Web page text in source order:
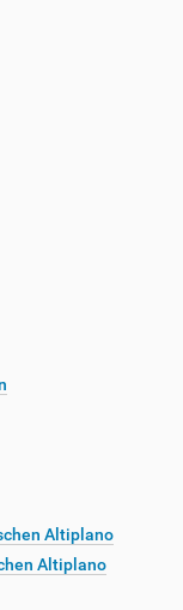
Altiplano
Altiplano